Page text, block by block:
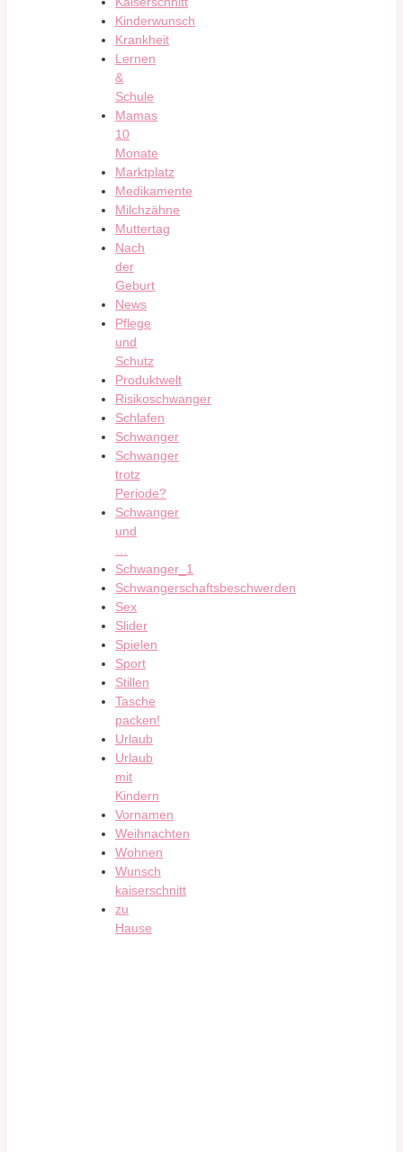
Kinderwunsch
Krankheit
Lernen
&
Schule
Mamas
10
Monate
Marktplatz
Medikamente
Milchzähne
Muttertag
Nach
der
Geburt
News
Pflege
und
Schutz
Produktwelt
Risikoschwanger
Schlafen
Schwanger
Schwanger
trotz
Periode?
Schwanger
und
Schwanger_1
Schwangerschaftsbeschwerden
Sex
Slider
Spielen
Sport
Stillen
Tasche
packen!
Urlaub
Urlaub
mit
Kindern
Vornamen
Weihnachten
Wohnen
Wunsch
kaiserschnitt
zu
Hause